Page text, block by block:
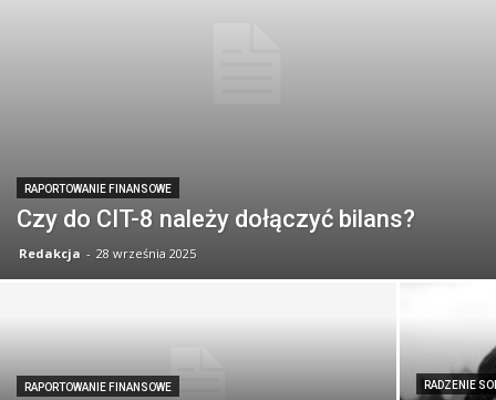
RAPORTOWANIE FINANSOWE
Czy do CIT-8 należy dołączyć bilans?
Redakcja - 28 września 2025
RAPORTOWANIE FINANSOWE RADZENIE